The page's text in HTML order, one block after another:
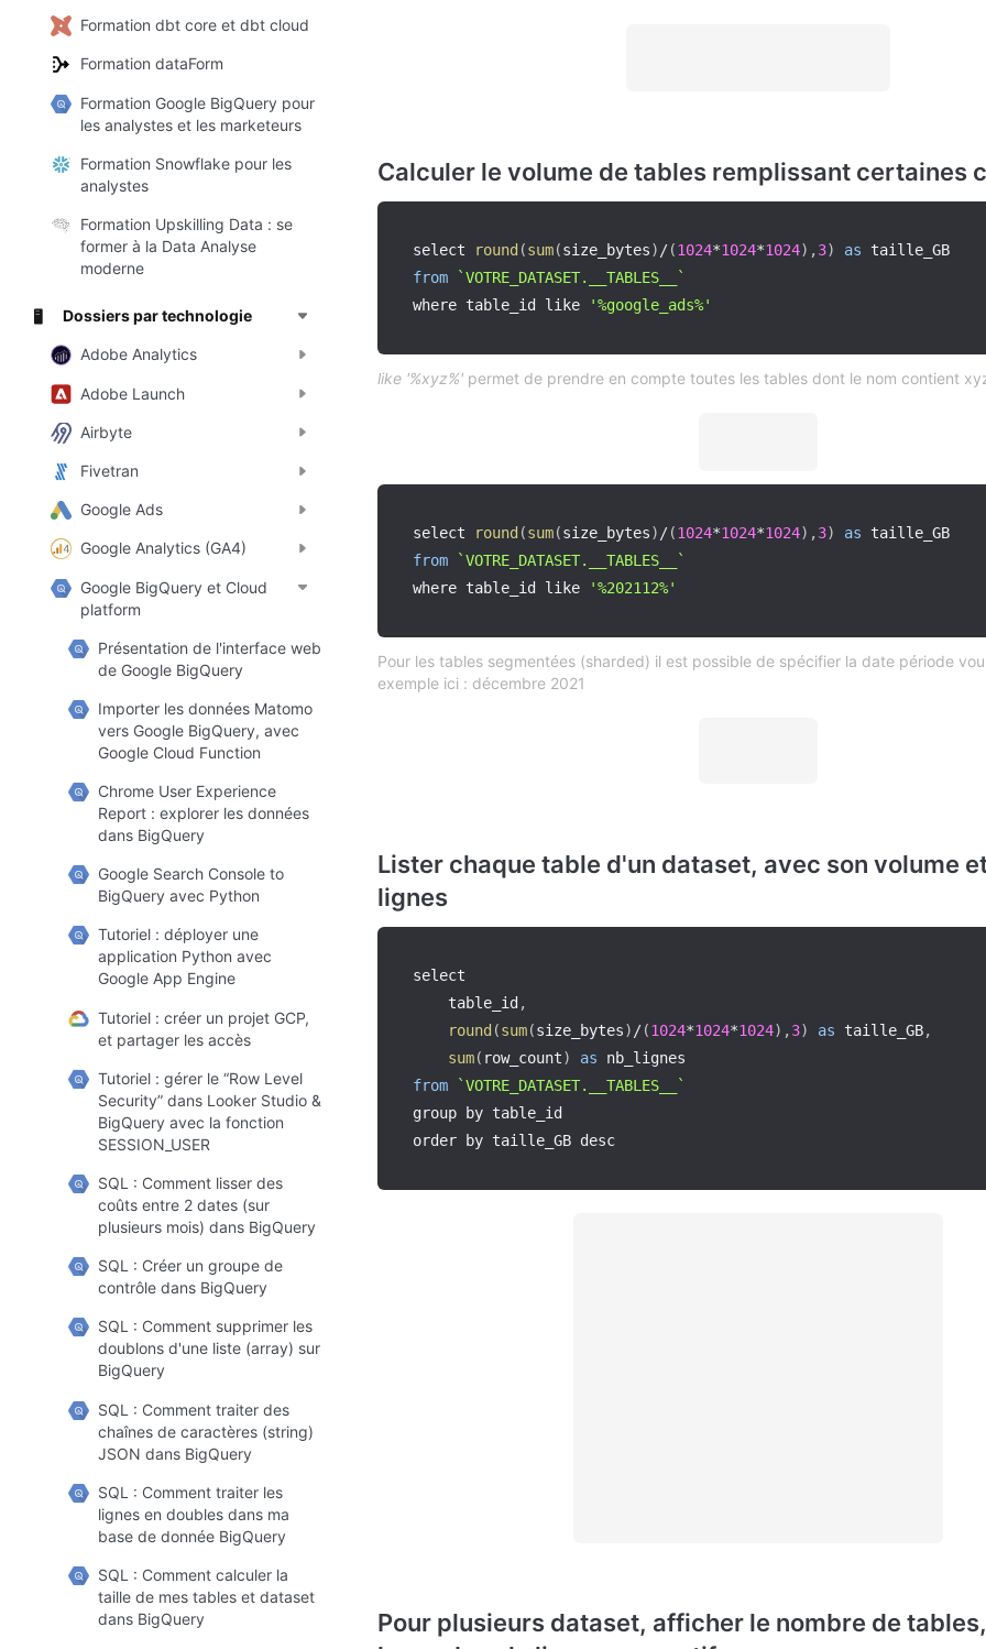
Formation dbt core et dbt cloud
Formation dataForm
Formation Google BigQuery pour
les analystes et les marketeurs
Formation Snowflake pour les
analystes
Formation Upskilling Data : se
former à la Data Analyse
moderne
🖥️ Dossiers par technologie
Adobe Analytics
Adobe Launch
Airbyte
Fivetran
Google Ads
Google Analytics (GA4)
Google BigQuery et Cloud
platform
Présentation de l'interface web
de Google BigQuery
Importer les données Matomo
vers Google BigQuery, avec
Google Cloud Function
Chrome User Experience
Report : explorer les données
dans BigQuery
Google Search Console to
BigQuery avec Python
Tutoriel : déployer une
application Python avec
Google App Engine
Tutoriel : créer un projet GCP,
et partager les accès
Tutoriel : gérer le “Row Level
Security” dans Looker Studio &
BigQuery avec la fonction
SESSION_USER
SQL : Comment lisser des
coûts entre 2 dates (sur
plusieurs mois) dans BigQuery
SQL : Créer un groupe de
contrôle dans BigQuery
SQL : Comment supprimer les
doublons d'une liste (array) sur
BigQuery
SQL : Comment traiter des
chaînes de caractères (string)
JSON dans BigQuery
SQL : Comment traiter les
lignes en doubles dans ma
base de donnée BigQuery
SQL : Comment calculer la
taille de mes tables et dataset
dans BigQuery
Calculer le volume de tables remplissant certaines
select round (sum(size_bytes) /(1024*1024*1024) ,3) as
from
`VOTRE_DATASET.__TABLES__
`
where table_id like
'%google_ads%'
like '%xyz%' permet de prendre en compte toutes les tables dont le nom contient
select round (sum(size_bytes) /(1024*1024*1024) ,3) as
from
`VOTRE_DATASET.__TABLES__
`
where table_id like
'%202112%'
Pour les tables segmentées (sharded) il est possible de spécifier la date période
exemple ici : décembre 2021
Lister chaque table d'un dataset, avec son volume
lignes
select
    table_id
,
round (sum(size_bytes) /(1024*1024*1024) ,3) as taille_GB,
sum( row_count) as
from
`VOTRE_DATASET.__TABLES__
`
group by table_id
order by taille_GB desc
Pour plusieurs dataset, afficher le nombre de